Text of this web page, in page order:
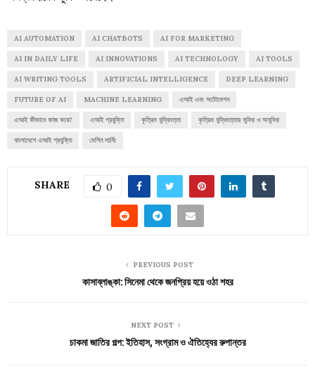
AI AUTOMATION AI CHATBOTS AI FOR MARKETING
AI IN DAILY LIFE AI INNOVATIONS AI TECHNOLOGY AI TOOLS
AI WRITING TOOLS ARTIFICIAL INTELLIGENCE DEEP LEARNING
FUTURE OF AI MACHINE LEARNING এআই এবং অটোমেশন
এআই কীভাবে কাজ করে? এআই প্রযুক্তি কৃত্রিম বুদ্ধিমত্তা কৃত্রিম বুদ্ধিমত্তার সুবিধা ও অসুবিধা
বাংলাদেশে এআই প্রযুক্তি মেশিন লার্নিং
SHARE 0
PREVIOUS POST
কাসাব্লাঙ্কা: সিনেমা থেকে জনপ্রিয় হয়ে ওঠা শহর
NEXT POST
চাকমা জাতির গল্প: ইতিহাস, সংগ্রাম ও ঐতিহ্যের রুপান্তর